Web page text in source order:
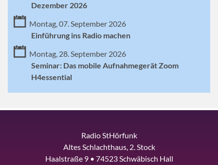
Dezember 2026
Montag, 07. September 2026
Einführung ins Radio machen
Montag, 28. September 2026
Seminar: Das mobile Aufnahmegerät Zoom
H4essential
Radio StHörfunk
Altes Schlachthaus, 2. Stock
Haalstraße 9 • 74523 Schwäbisch Hall